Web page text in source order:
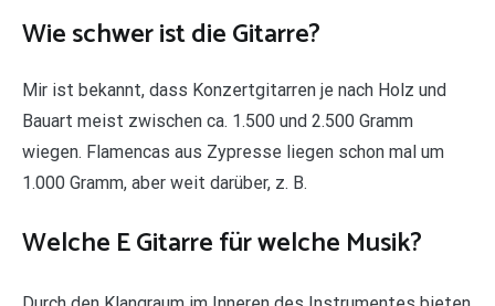
Wie schwer ist die Gitarre?
Mir ist bekannt, dass Konzertgitarren je nach Holz und
Bauart meist zwischen ca. 1.500 und 2.500 Gramm
wiegen. Flamencas aus Zypresse liegen schon mal um
1.000 Gramm, aber weit darüber, z. B.
Welche E Gitarre für welche Musik?